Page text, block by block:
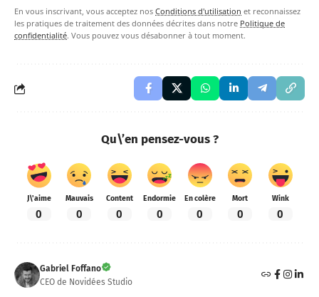
En vous inscrivant, vous acceptez nos Conditions d'utilisation et reconnaissez
les pratiques de traitement des données décrites dans notre Politique de
confidentialité. Vous pouvez vous désabonner à tout moment.
Qu\’en pensez-vous ?
J\'aime
0
Mauvais
0
Content
0
Endormie
0
En colère
0
Mort
0
Wink
0
Gabriel Foffano
CEO de Novidées Studio